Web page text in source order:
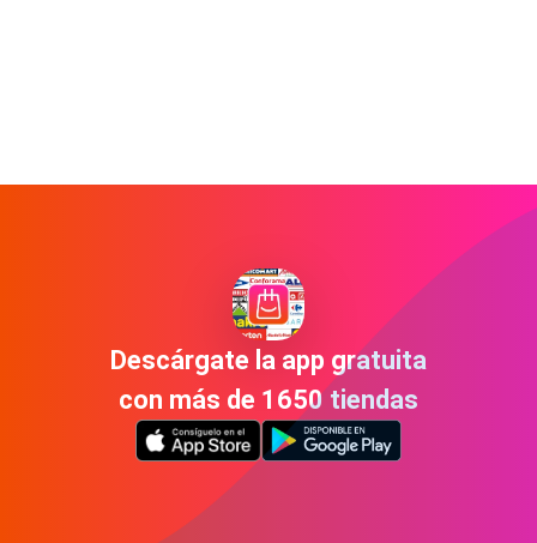
Descárgate la app gratuita
con más de 1650 tiendas